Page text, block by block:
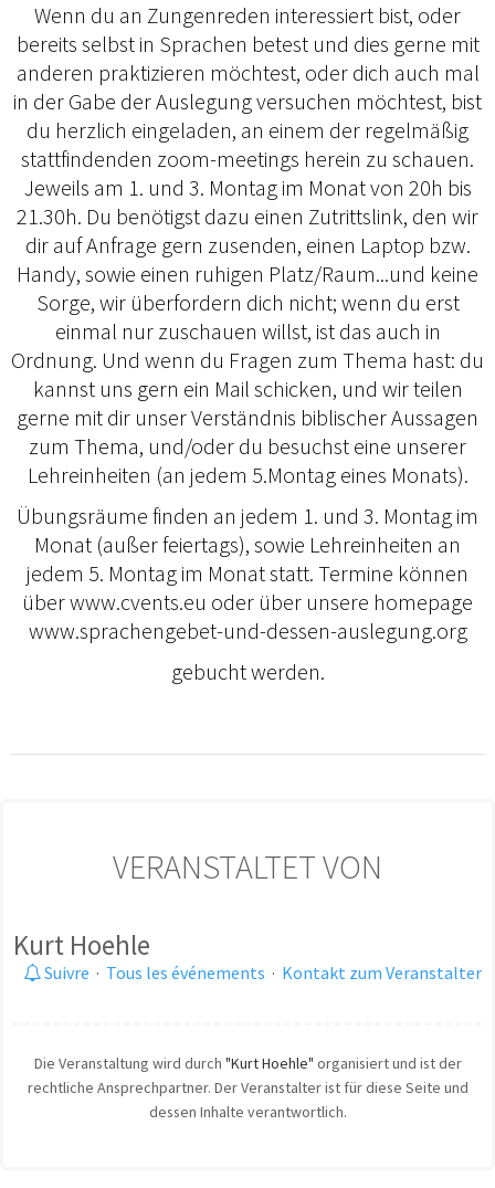
Wenn du an Zungenreden interessiert bist, oder
bereits selbst in Sprachen betest und dies gerne mit
anderen praktizieren möchtest, oder dich auch mal
in der Gabe der Auslegung versuchen möchtest, bist
du herzlich eingeladen, an einem der regelmäßig
stattfindenden zoom-meetings herein zu schauen.
Jeweils am 1. und 3. Montag im Monat von 20h bis
21.30h. Du benötigst dazu einen Zutrittslink, den wir
dir auf Anfrage gern zusenden, einen Laptop bzw.
Handy, sowie einen ruhigen Platz/Raum...und keine
Sorge, wir überfordern dich nicht; wenn du erst
einmal nur zuschauen willst, ist das auch in
Ordnung. Und wenn du Fragen zum Thema hast: du
kannst uns gern ein Mail schicken, und wir teilen
gerne mit dir unser Verständnis biblischer Aussagen
zum Thema, und/oder du besuchst eine unserer
Lehreinheiten (an jedem 5.Montag eines Monats).
Übungsräume finden an jedem 1. und 3. Montag im
Monat (außer feiertags), sowie Lehreinheiten an
jedem 5. Montag im Monat statt. Termine können
über www.cvents.eu oder über unsere homepage
www.sprachengebet-und-dessen-auslegung.org
gebucht werden.
VERANSTALTET VON
Kurt Hoehle
Suivre · Tous les événements · Kontakt zum Veranstalter
Die Veranstaltung wird durch "Kurt Hoehle" organisiert und ist der
rechtliche Ansprechpartner. Der Veranstalter ist für diese Seite und
dessen Inhalte verantwortlich.